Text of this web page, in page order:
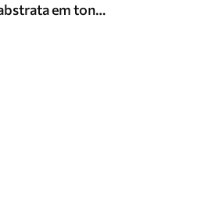
Paisagem florestal abstrata em tons de bege esfumado, com uma sensação de profundidade